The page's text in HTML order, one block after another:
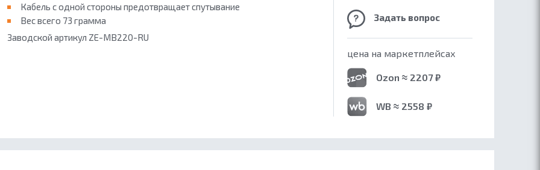
Кабель с одной стороны предотвращает спутывание
Вес всего 73 грамма
Заводской артикул ZE-MB220-RU
Задать вопрос
цена на маркетплейсах
Ozon ≈ 2207 ₽
WB ≈ 2558 ₽